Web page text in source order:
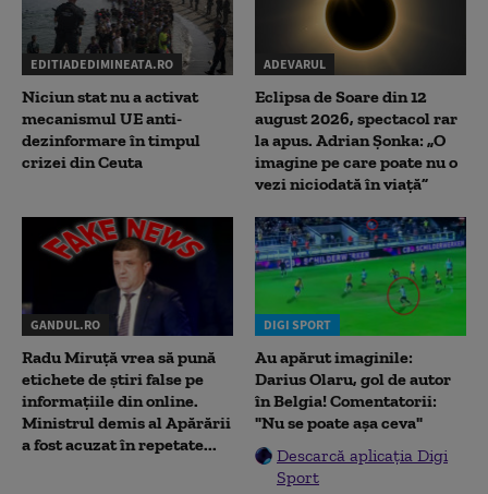
EDITIADEDIMINEATA.RO
Niciun stat nu a activat
mecanismul UE anti-
dezinformare în timpul
crizei din Ceuta
ADEVARUL
Eclipsa de Soare din 12
august 2026, spectacol rar
la apus. Adrian Șonka: „O
imagine pe care poate nu o
vezi niciodată în viață”
GANDUL.RO
Radu Miruţă vrea să pună
etichete de știri false pe
informațiile din online.
Ministrul demis al Apărării
a fost acuzat în repetate...
DIGI SPORT
Au apărut imaginile:
Darius Olaru, gol de autor
în Belgia! Comentatorii:
"Nu se poate așa ceva"
Descarcă aplicația Digi
Sport